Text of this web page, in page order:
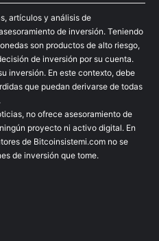
artículos y análisis de
de inversión. Teniendo
son productos de alto riesgo,
de inversión por su cuenta.
inversión. En este contexto, debe
que puedan derivarse de todas
no ofrece asesoramiento de
proyecto ni activo digital. En
de Bitcoinsistemi.com no se
de inversión que tome.